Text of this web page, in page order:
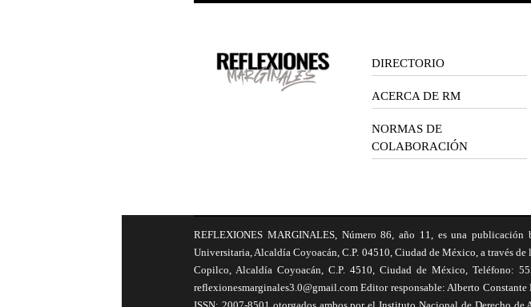
DIRECTORIO
ACERCA DE RM
NORMAS DE
COLABORACIÓN
REFLEXIONES MARGINALES, Número 86, año 11, es una
Universitaria, Alcaldía Coyoacán, C.P. 04510, Ciudad de México, a través
Copilco, Alcaldía Coyoacán, C.P. 4510, Ciudad de México, Teléfono:
reflexionesmarginales3.0@gmail.com Editor responsable: Alberto